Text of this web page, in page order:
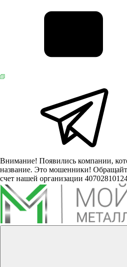
Внимание! Появились компании,
название. Это мошенники!
счет нашей организации